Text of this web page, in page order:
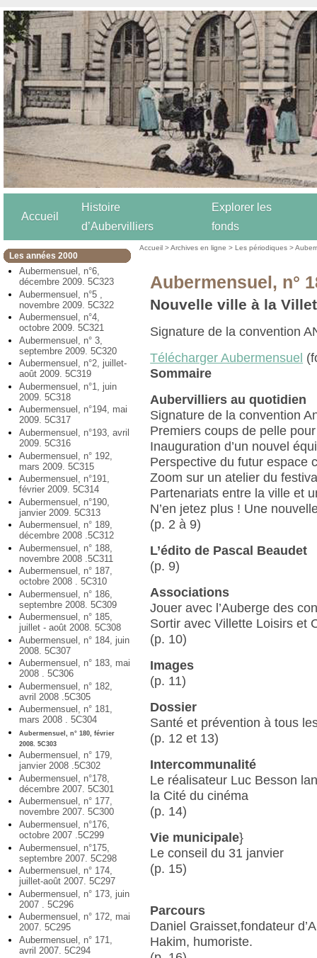
Accueil
Histoire
d’Aubervilliers
Explorer les
fonds
Les années 2000
Aubermensuel, n°6,
décembre 2009. 5C323
Aubermensuel, n°5 ,
novembre 2009. 5C322
Aubermensuel, n°4,
octobre 2009. 5C321
Aubermensuel, n° 3,
septembre 2009. 5C320
Aubermensuel, n°2, juillet-
août 2009. 5C319
Aubermensuel, n°1, juin
2009. 5C318
Aubermensuel, n°194, mai
2009. 5C317
Aubermensuel, n°193, avril
2009. 5C316
Aubermensuel, n° 192,
mars 2009. 5C315
Aubermensuel, n°191,
février 2009. 5C314
Aubermensuel, n°190,
janvier 2009. 5C313
Aubermensuel, n° 189,
décembre 2008 .5C312
Aubermensuel, n° 188,
novembre 2008 .5C311
Aubermensuel, n° 187,
octobre 2008 . 5C310
Aubermensuel, n° 186,
septembre 2008. 5C309
Aubermensuel, n° 185,
juillet - août 2008. 5C308
Aubermensuel, n° 184, juin
2008. 5C307
Aubermensuel, n° 183, mai
2008 . 5C306
Aubermensuel, n° 182,
avril 2008 .5C305
Aubermensuel, n° 181,
mars 2008 . 5C304
Aubermensuel, n° 180, février
2008. 5C303
Aubermensuel, n° 179,
janvier 2008 .5C302
Aubermensuel, n°178,
décembre 2007. 5C301
Aubermensuel, n° 177,
novembre 2007. 5C300
Aubermensuel, n°176,
octobre 2007 .5C299
Aubermensuel, n°175,
septembre 2007. 5C298
Aubermensuel, n° 174,
juillet-août 2007. 5C297
Aubermensuel, n° 173, juin
2007 . 5C296
Aubermensuel, n° 172, mai
2007. 5C295
Aubermensuel, n° 171,
avril 2007. 5C294
Accueil >Archives en ligne >Les périodiques >
Aubermensuel, n°
Nouvelle ville à la
Signature de la convention
Télécharger Aubermensuel
Sommaire
Aubervilliers au quotidien
Signature de la convention
Premiers coups de pelle
Inauguration d’un nouvel
Perspective du futur espace
Zoom sur un atelier du
Partenariats entre la ville et
N’en jetez plus ! Une
(p. 2 à 9)
L’édito de Pascal Beaudet
(p. 9)
Associations
Jouer avec l’Auberge des
Sortir avec Villette Loisirs et
(p. 10)
Images
(p. 11)
Dossier
Santé et prévention à tous
(p. 12 et 13)
Intercommunalité
Le réalisateur Luc Besson
la Cité du cinéma
(p. 14)
Vie municipale}
Le conseil du 31 janvier
(p. 15)
Parcours
Daniel Graisset,fondateur
Hakim, humoriste.